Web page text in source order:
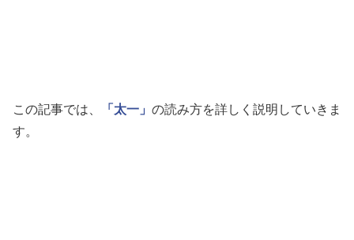
この記事では、 「太一」 の読み方を詳しく説明していきま
す。